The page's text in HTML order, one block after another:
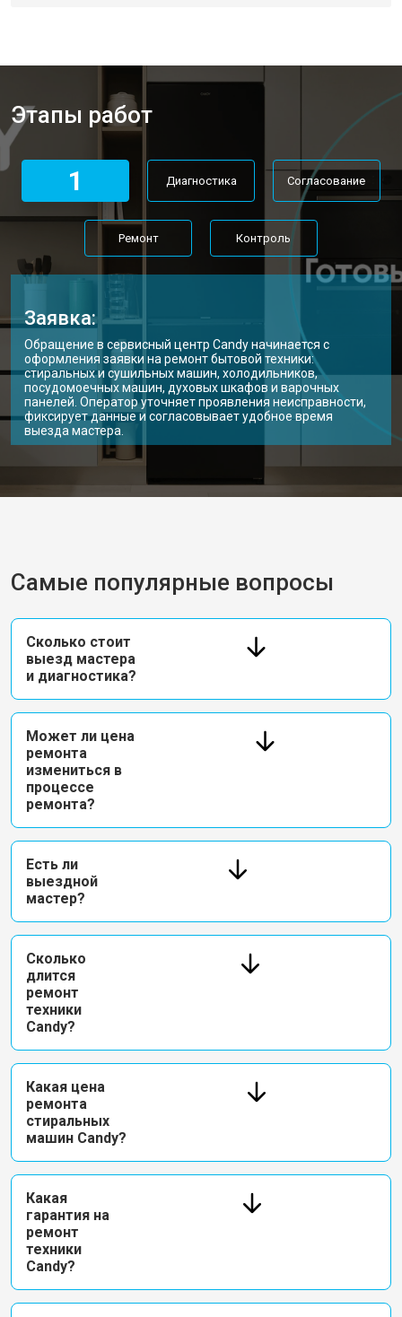
Этапы работ
1 Диагностика Согласование
Ремонт Контроль
Заявка:
Обращение в сервисный центр Candy начинается с
оформления заявки на ремонт бытовой техники:
стиральных и сушильных машин, холодильников,
посудомоечных машин, духовых шкафов и варочных
панелей. Оператор уточняет проявления неисправности,
фиксирует данные и согласовывает удобное время
выезда мастера.
Самые популярные вопросы
Сколько стоит
выезд мастера
и диагностика?
Может ли цена
ремонта
измениться в
процессе
ремонта?
Есть ли
выездной
мастер?
Сколько
длится
ремонт
техники
Candy?
Какая цена
ремонта
стиральных
машин Candy?
Какая
гарантия на
ремонт
техники
Candy?